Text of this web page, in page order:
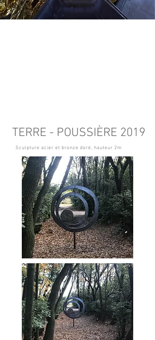
TERRE - POUSSIÈRE 2019
Sculpture acier et bronze doré, hauteur 2m